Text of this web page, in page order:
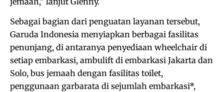
Sebagai bagian dari penguatan layanan tersebut,
Garuda Indonesia menyiapkan berbagai fasilitas
penunjang, di antaranya penyediaan wheelchair di
setiap embarkasi, ambulift di embarkasi Jakarta dan
Solo, bus jemaah dengan fasilitas toilet,
penggunaan garbarata di sejumlah embarkasi*,